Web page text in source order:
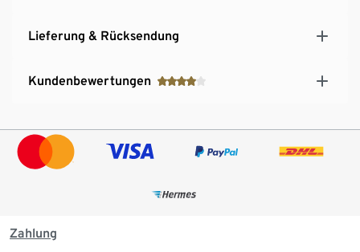
Lieferung & Rücksendung
Kundenbewertungen
Zahlung